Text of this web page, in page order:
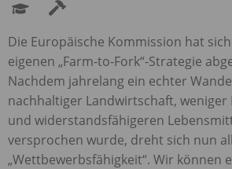
Die Europäische Kommission hat
eigenen „Farm-to-Fork“-Strategie
Nachdem jahrelang ein echter
nachhaltiger Landwirtschaft, weniger
und widerstandsfähigeren
versprochen wurde, dreht sich nun
„Wettbewerbsfähigkeit“. Wir können